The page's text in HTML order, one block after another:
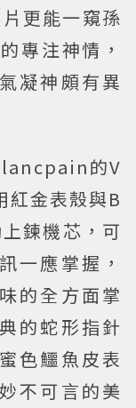
更能一窺孫
專注神情，
凝神頗有異
的V
金表殼與B
鍊機芯，可
一應掌握，
的全方面掌
的蛇形指針
色鱷魚皮表
不可言的美